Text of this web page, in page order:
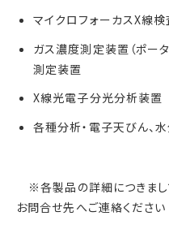
マイクロフォーカスX線
ガス濃度測定装置（ポー
測定装置
X線光電子分光分析装置
各種分析・電子天びん、
※各製品の詳細につきま
お問合せ先へご連絡ください